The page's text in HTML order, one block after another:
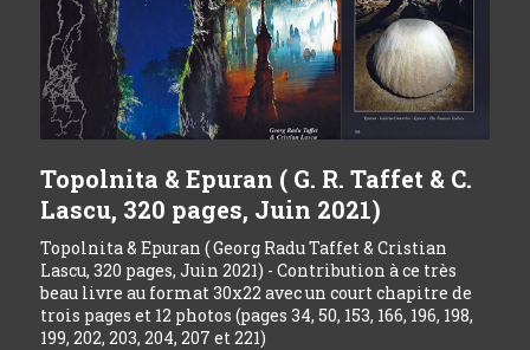
Topolnita & Epuran ( G. R. Taffet & C.
Lascu, 320 pages, Juin 2021)
Topolnita & Epuran ( Georg Radu Taffet & Cristian
Lascu, 320 pages, Juin 2021) - Contribution à ce très
beau livre au format 30x22 avec un court chapitre de
trois pages et 12 photos (pages 34, 50, 153, 166, 196, 198,
199, 202, 203, 204, 207 et 221)